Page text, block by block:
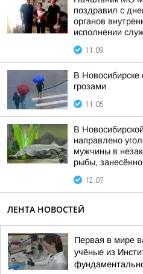
поздравил с
органов
исполнении
11:09
В
грозами
11:05
В
направлено
мужчины в
рыбы,
12:07
ЛЕНТА НОВОСТЕЙ
Первая в мире
учёные из